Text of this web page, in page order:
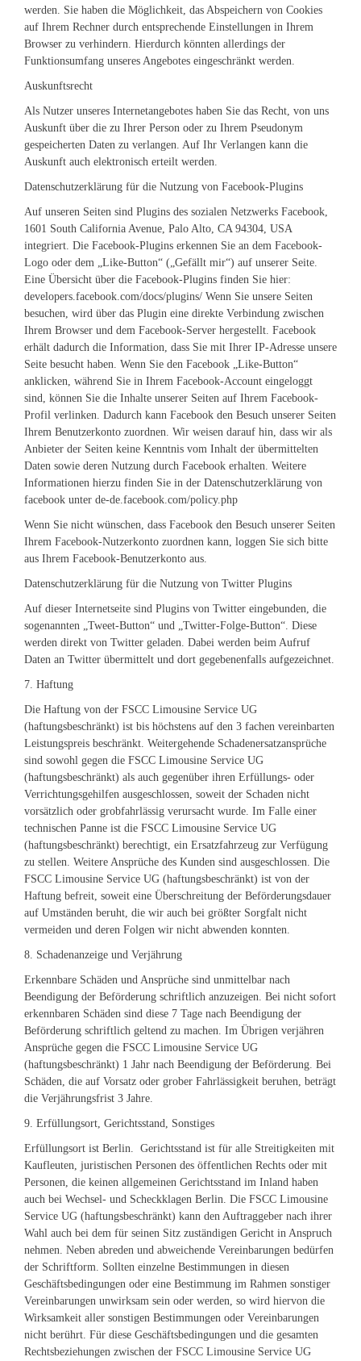
werden. Sie haben die Möglichkeit, das Abspeichern von Cookies
auf Ihrem Rechner durch entsprechende Einstellungen in Ihrem
Browser zu verhindern. Hierdurch könnten allerdings der
Funktionsumfang unseres Angebotes eingeschränkt werden.
Auskunftsrecht
Als Nutzer unseres Internetangebotes haben Sie das Recht, von uns
Auskunft über die zu Ihrer Person oder zu Ihrem Pseudonym
gespeicherten Daten zu verlangen. Auf Ihr Verlangen kann die
Auskunft auch elektronisch erteilt werden.
Datenschutzerklärung für die Nutzung von Facebook-Plugins
Auf unseren Seiten sind Plugins des sozialen Netzwerks Facebook,
1601 South California Avenue, Palo Alto, CA 94304, USA
integriert. Die Facebook-Plugins erkennen Sie an dem Facebook-
Logo oder dem „Like-Button“ („Gefällt mir“) auf unserer Seite.
Eine Übersicht über die Facebook-Plugins finden Sie hier:
developers.facebook.com/docs/plugins/ Wenn Sie unsere Seiten
besuchen, wird über das Plugin eine direkte Verbindung zwischen
Ihrem Browser und dem Facebook-Server hergestellt. Facebook
erhält dadurch die Information, dass Sie mit Ihrer IP-Adresse unsere
Seite besucht haben. Wenn Sie den Facebook „Like-Button“
anklicken, während Sie in Ihrem Facebook-Account eingeloggt
sind, können Sie die Inhalte unserer Seiten auf Ihrem Facebook-
Profil verlinken. Dadurch kann Facebook den Besuch unserer Seiten
Ihrem Benutzerkonto zuordnen. Wir weisen darauf hin, dass wir als
Anbieter der Seiten keine Kenntnis vom Inhalt der übermittelten
Daten sowie deren Nutzung durch Facebook erhalten. Weitere
Informationen hierzu finden Sie in der Datenschutzerklärung von
facebook unter de-de.facebook.com/policy.php
Wenn Sie nicht wünschen, dass Facebook den Besuch unserer Seiten
Ihrem Facebook-Nutzerkonto zuordnen kann, loggen Sie sich bitte
aus Ihrem Facebook-Benutzerkonto aus.
Datenschutzerklärung für die Nutzung von Twitter Plugins
Auf dieser Internetseite sind Plugins von Twitter eingebunden, die
sogenannten „Tweet-Button“ und „Twitter-Folge-Button“. Diese
werden direkt von Twitter geladen. Dabei werden beim Aufruf
Daten an Twitter übermittelt und dort gegebenenfalls aufgezeichnet.
7. Haftung
Die Haftung von der FSCC Limousine Service UG
(haftungsbeschränkt) ist bis höchstens auf den 3 fachen vereinbarten
Leistungspreis beschränkt. Weitergehende Schadenersatzansprüche
sind sowohl gegen die FSCC Limousine Service UG
(haftungsbeschränkt) als auch gegenüber ihren Erfüllungs- oder
Verrichtungsgehilfen ausgeschlossen, soweit der Schaden nicht
vorsätzlich oder grobfahrlässig verursacht wurde. Im Falle einer
technischen Panne ist die FSCC Limousine Service UG
(haftungsbeschränkt) berechtigt, ein Ersatzfahrzeug zur Verfügung
zu stellen. Weitere Ansprüche des Kunden sind ausgeschlossen. Die
FSCC Limousine Service UG (haftungsbeschränkt) ist von der
Haftung befreit, soweit eine Überschreitung der Beförderungsdauer
auf Umständen beruht, die wir auch bei größter Sorgfalt nicht
vermeiden und deren Folgen wir nicht abwenden konnten.
8. Schadenanzeige und Verjährung
Erkennbare Schäden und Ansprüche sind unmittelbar nach
Beendigung der Beförderung schriftlich anzuzeigen. Bei nicht sofort
erkennbaren Schäden sind diese 7 Tage nach Beendigung der
Beförderung schriftlich geltend zu machen. Im Übrigen verjähren
Ansprüche gegen die FSCC Limousine Service UG
(haftungsbeschränkt) 1 Jahr nach Beendigung der Beförderung. Bei
Schäden, die auf Vorsatz oder grober Fahrlässigkeit beruhen, beträgt
die Verjährungsfrist 3 Jahre.
9. Erfüllungsort, Gerichtsstand, Sonstiges
Erfüllungsort ist Berlin. Gerichtsstand ist für alle Streitigkeiten mit
Kaufleuten, juristischen Personen des öffentlichen Rechts oder mit
Personen, die keinen allgemeinen Gerichtsstand im Inland haben
auch bei Wechsel- und Scheckklagen Berlin. Die FSCC Limousine
Service UG (haftungsbeschränkt) kann den Auftraggeber nach ihrer
Wahl auch bei dem für seinen Sitz zuständigen Gericht in Anspruch
nehmen. Neben abreden und abweichende Vereinbarungen bedürfen
der Schriftform. Sollten einzelne Bestimmungen in diesen
Geschäftsbedingungen oder eine Bestimmung im Rahmen sonstiger
Vereinbarungen unwirksam sein oder werden, so wird hiervon die
Wirksamkeit aller sonstigen Bestimmungen oder Vereinbarungen
nicht berührt. Für diese Geschäftsbedingungen und die gesamten
Rechtsbeziehungen zwischen der FSCC Limousine Service UG